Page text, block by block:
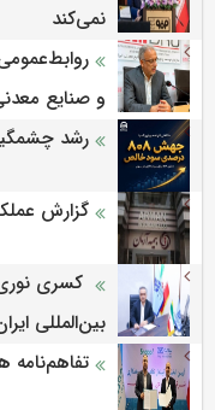
نمی‌کند
و صنایع
رشد چشمگیر
گزارش
کسری
بین‌المللی